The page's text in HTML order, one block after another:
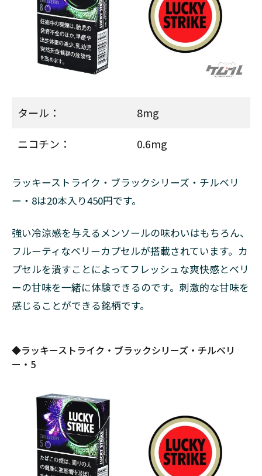
イ
と
同
ら
い
の
安
リ
ト
ル
シ
7.1
7.2
ロッ
ク
7.3
ダブ
タール： 8mg
ニコチン： 0.6mg
ラッキーストライク・ブラックシリーズ・チルベリ
ー・8は20本入り450円です。
強い冷涼感を与えるメンソールの味わいはもちろん、
フルーティなベリーカプセルが搭載されています。カ
プセルを潰すことによってフレッシュな爽快感とベリ
ーの甘味を一緒に体験できるのです。刺激的な甘味を
感じることができる銘柄です。
◆ラッキーストライク・ブラックシリーズ・チルベリ
ー・5